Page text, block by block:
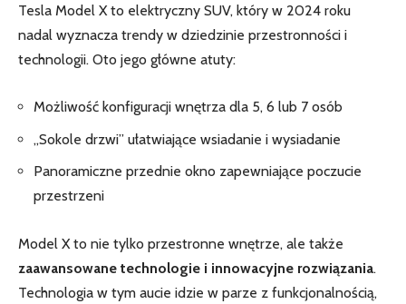
Tesla Model X to elektryczny SUV, który w 2024 roku
nadal wyznacza trendy w dziedzinie przestronności i
technologii. Oto jego główne atuty:
Możliwość konfiguracji wnętrza dla 5, 6 lub 7 osób
„Sokole drzwi” ułatwiające wsiadanie i wysiadanie
Panoramiczne przednie okno zapewniające poczucie
przestrzeni
Model X to nie tylko przestronne wnętrze, ale także
zaawansowane technologie i innowacyjne rozwiązania.
Technologia w tym aucie idzie w parze z funkcjonalnością,